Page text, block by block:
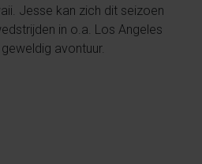
Jesse kan zich dit seizoen
in o.a. Los Angeles
avontuur.